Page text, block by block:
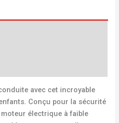
avec cet incroyable
Conçu pour la sécurité
électrique à faible